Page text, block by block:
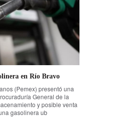
en Río Bravo
(Pemex) presentó una
General de la
y posible venta
gasolinera ub